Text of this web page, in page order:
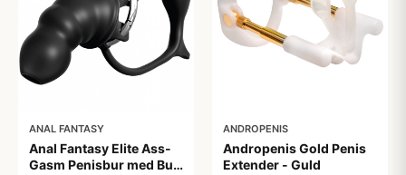
ANAL FANTASY
Anal Fantasy Elite Ass-
Gasm Penisbur med Butt
ANDROPENIS
Andropenis Gold Penis
Extender - Guld